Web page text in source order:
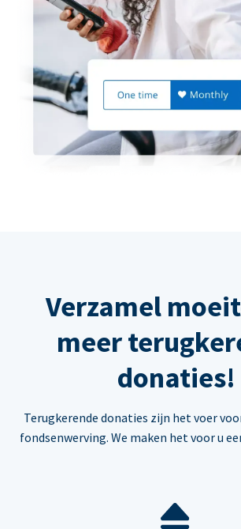
Verzamel
meer
donaties!
Terugkerende donaties zijn het voer
fondsenwerving. We maken het voor u